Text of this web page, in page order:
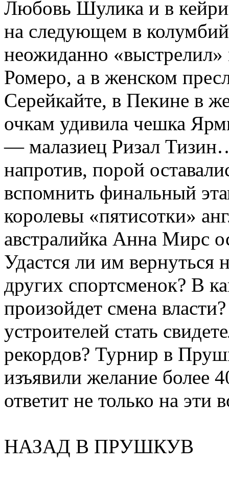
Любовь Шулика и в
на следующем в
неожиданно
Ромеро, а в женском
Серейкайте, в Пекине в
очкам удивила чешка
— малазиец Ризал
напротив, порой
вспомнить финальный
королевы «пятисотки»
австралийка Анна Мирс
Удастся ли им
других спортсменок? В
произойдет смена
устроителей стать
рекордов? Турнир в
изъявили желание более
ответит не только на эти
НАЗАД В ПРУШКУВ